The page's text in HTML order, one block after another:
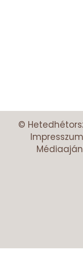
©
Impresszum